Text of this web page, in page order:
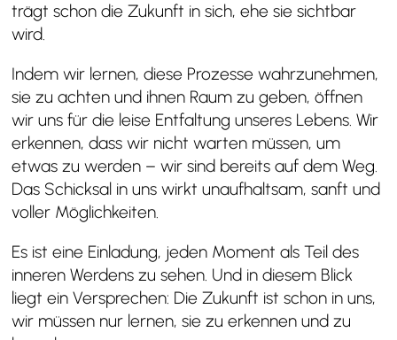
trägt schon die Zukunft in sich, ehe sie sichtbar
wird.
Indem wir lernen, diese Prozesse wahrzunehmen,
sie zu achten und ihnen Raum zu geben, öffnen
wir uns für die leise Entfaltung unseres Lebens. Wir
erkennen, dass wir nicht warten müssen, um
etwas zu werden – wir sind bereits auf dem Weg.
Das Schicksal in uns wirkt unaufhaltsam, sanft und
voller Möglichkeiten.
Es ist eine Einladung, jeden Moment als Teil des
inneren Werdens zu sehen. Und in diesem Blick
liegt ein Versprechen: Die Zukunft ist schon in uns,
wir müssen nur lernen, sie zu erkennen und zu